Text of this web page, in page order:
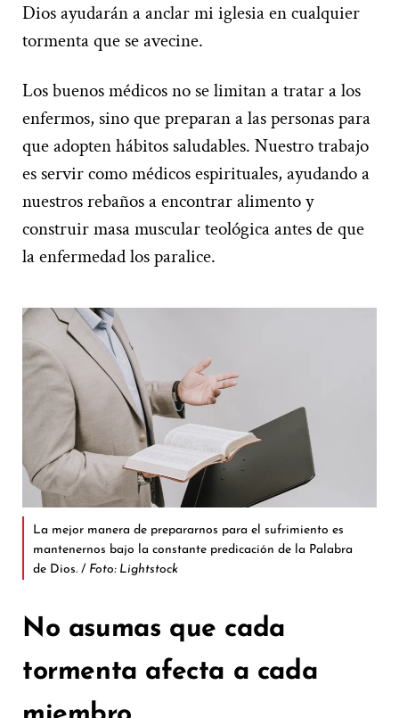
Dios ayudarán a anclar mi iglesia en cualquier
tormenta que se avecine.
Los buenos médicos no se limitan a tratar a los
enfermos, sino que preparan a las personas para
que adopten hábitos saludables. Nuestro trabajo
es servir como médicos espirituales, ayudando a
nuestros rebaños a encontrar alimento y
construir masa muscular teológica antes de que
la enfermedad los paralice.
La mejor manera de prepararnos para el sufrimiento es
mantenernos bajo la constante predicación de la Palabra
de Dios. / Foto: Lightstock
No asumas que cada
tormenta afecta a cada